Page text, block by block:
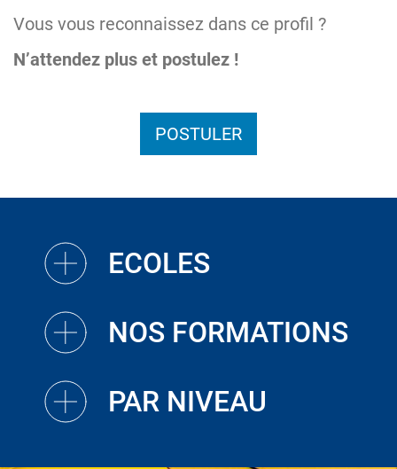
Vous vous reconnaissez dans ce profil ?
N’attendez plus et postulez !
POSTULER
ECOLES
NOS FORMATIONS
PAR NIVEAU